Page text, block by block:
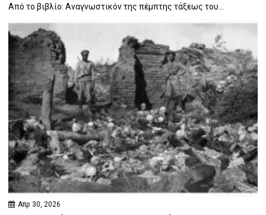
Από το βιβλίο: Αναγνωστικόν της πέμπτης τάξεως του...
Απρ 30, 2026